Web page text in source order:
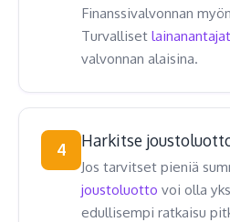
Finanssivalvonnan
Turvalliset
valvonnan alaisina.
4 Harkitse
Jos tarvitset pieniä
joustoluotto voi olla
edullisempi ratkaisu